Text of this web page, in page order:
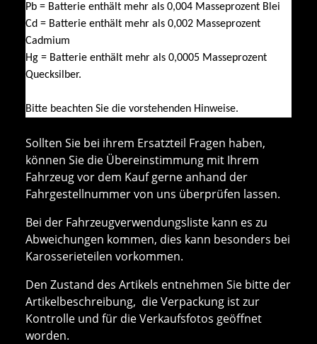
Pb = Batterie enthält mehr als 0,004 Masseprozent Blei
Cd = Batterie enthält mehr als 0,002 Masseprozent
Cadmium
Hg = Batterie enthält mehr als 0,0005 Masseprozent
Quecksilber.
Bitte beachten Sie die vorstehenden Hinweise.
Sollten Sie bei ihrem Ersatzteil Fragen haben,
können Sie die Übereinstimmung mit Ihrem
Fahrzeug vor dem Kauf gerne anhand der
Fahrgestellnummer von uns überprüfen lassen.
Bei der Fahrzeugverwendungsliste kann es zu
Abweichungen kommen, dies kann besonders bei
Karosserieteilen vorkommen.
Den Zustand des Artikels entnehmen Sie bitte der
Artikelbeschreibung, die Verpackung ist zur
Kontrolle und für die Verkaufsfotos geöffnet
worden.